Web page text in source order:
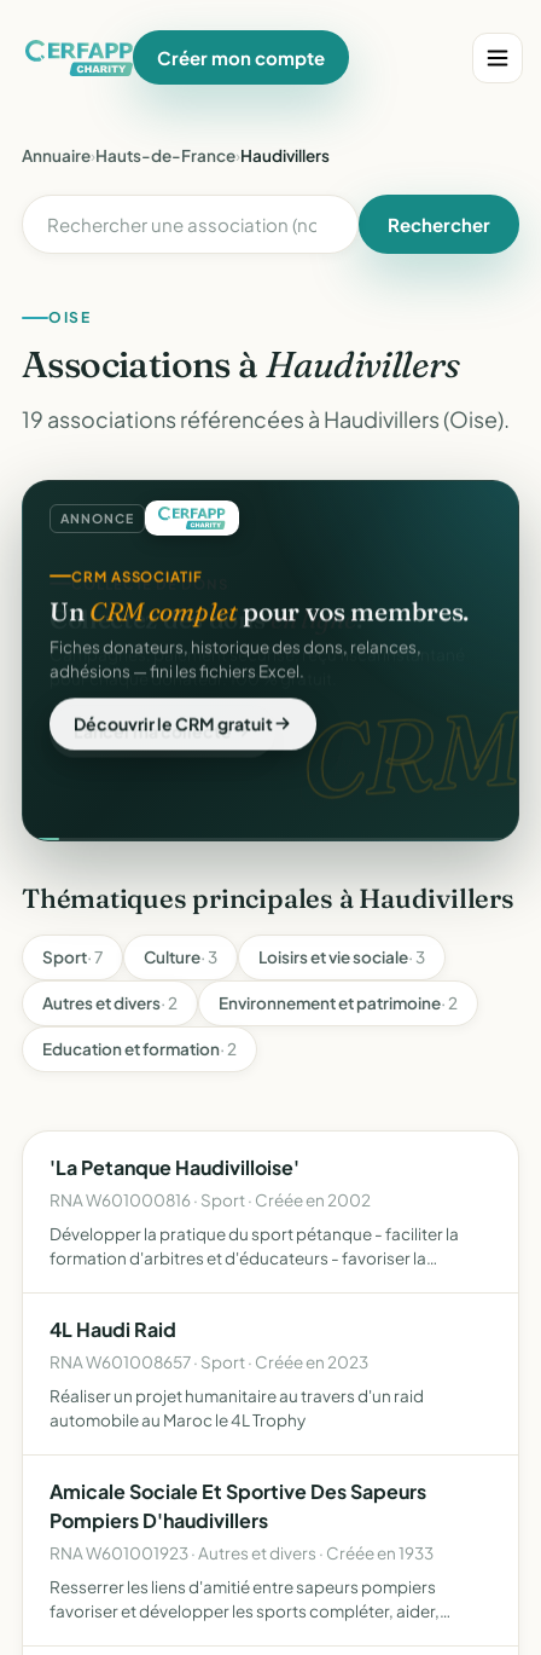
Créer mon compte
Annuaire›Hauts-de-France›Haudivillers
Rechercher
OISE
Associations àHaudivillers
19 associations référencées à Haudivillers (Oise).
ANNONCE
CRM.
CRM ASSOCIATIF
Un CRM completpour vos membres.
Fiches donateurs, historique des dons, relances,
adhésions — fini les fichiers Excel.
Découvrir le CRM gratuit
Thématiques principales à Haudivillers
Sport· 7 Culture· 3 Loisirs et vie sociale· 3
Autres et divers· 2 Environnement et patrimoine· 2
Education et formation· 2
'La Petanque Haudivilloise'
RNA W601000816 · Sport · Créée en 2002
Développer la pratique du sport pétanque - faciliter la
formation d'arbitres et d'éducateurs - favoriser la
4L Haudi Raid
RNA W601008657 · Sport · Créée en 2023
Réaliser un projet humanitaire au travers d'un raid
automobile au Maroc le 4L Trophy
Amicale Sociale Et Sportive Des Sapeurs
Pompiers D'haudivillers
RNA W601001923 · Autres et divers · Créée en 1933
Resserrer les liens d'amitié entre sapeurs pompiers
favoriser et développer les sports compléter, aider,